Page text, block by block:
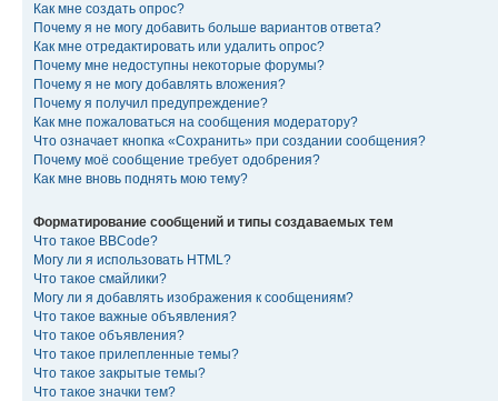
Как мне создать опрос?
Почему я не могу добавить больше вариантов ответа?
Как мне отредактировать или удалить опрос?
Почему мне недоступны некоторые форумы?
Почему я не могу добавлять вложения?
Почему я получил предупреждение?
Как мне пожаловаться на сообщения модератору?
Что означает кнопка «Сохранить» при создании сообщения?
Почему моё сообщение требует одобрения?
Как мне вновь поднять мою тему?
Форматирование сообщений и типы создаваемых тем
Что такое BBCode?
Могу ли я использовать HTML?
Что такое смайлики?
Могу ли я добавлять изображения к сообщениям?
Что такое важные объявления?
Что такое объявления?
Что такое прилепленные темы?
Что такое закрытые темы?
Что такое значки тем?